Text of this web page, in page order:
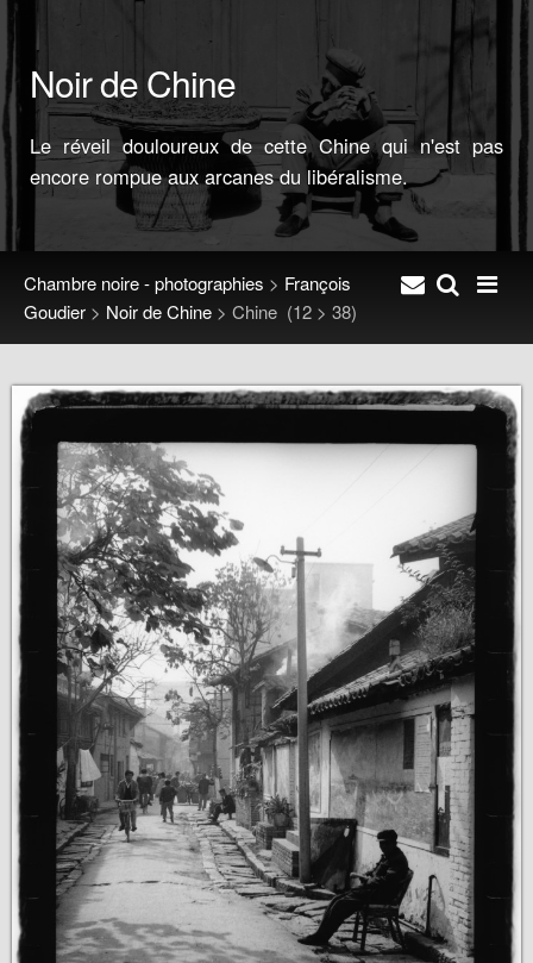
Noir de Chine
Le réveil douloureux de cette Chine qui n'est pas
encore rompue aux arcanes du libéralisme.
Chambre noire - photographies > François
Goudier > Noir de Chine > Chine (12 > 38)